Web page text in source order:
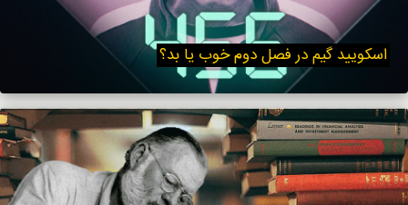
اسکویید گیم در فصل دوم خوب یا بد؟